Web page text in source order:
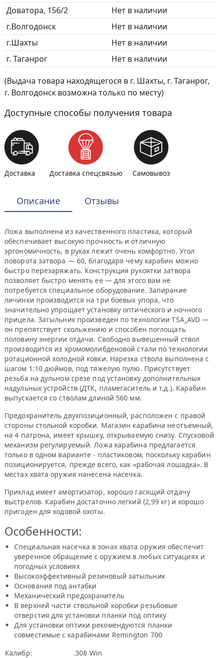
Доватора, 156/2
Нет в наличии
г.Волгодонск
Нет в наличии
г.Шахты
Нет в наличии
г. Таганрог
Нет в наличии
(Выдача товара находящегося в г. Шахты, г. Таганрог,
г. Волгодонск возможна только по месту)
Доступные способы получения товара
Доставка Доставка спецсвязью Самовывоз
Описание Отзывы
Ложа выполнена из качественного пластика, который
обеспечивает высокую прочность и отличную
эргономичность, в руках лежит очень комфортно. Угол
поворота затвора — 60, благодаря чему карабин можно
быстро перезаряжать. Конструкция рукоятки затвора
позволяет быстро менять ее — для этого вам не
потребуется специальное оборудование. Запирание
личинки производится на три боевых упора, что
значительно упрощает установку оптического и ночного
прицела. Затыльник произведен по технологии TSA_AVD —
он препятствует скольжению и способен поглощать
половину энергии отдачи. Свободно вывешенный ствол
производится из хромомолибденовой стали по технологии
ротационной холодной ковки. Нарезка ствола выполнена с
шагом 1:10 дюймов, под тяжелую пулю. Присутствует
резьба на дульном срезе под установку дополнительных
надульных устройств (ДТК, пламегаситель и т.д.). Карабин
выпускается со стволам длиной 560 мм.
Предохранитель двухпозиционный, расположен с правой
стороны стольной коробки. Магазин карабина неотъемный,
на 4 патрона, имеет крышку, открываемую снизу. Спусковой
механизм регулируемый. Ложа карабина предлагается
только в одном варианте - пластиковом, поскольку карабин
позиционируется, прежде всего, как «рабочая лошадка». В
местах хвата оружия нанесена насечка.
Приклад имеет амортизатор, хорошо гасящий отдачу
выстрелов. Карабин достаточно легкий (2,99 кг) и хорошо
пригоден для ходовой охоты.
Особенности:
Специальная насечка в зонах хвата оружия обеспечит
уверенное обращение с оружием в любых ситуациях и
погодных условиях
Высокоэффективный резиновый затыльник
Основания под антабки
Механический предохранитель
В верхней части ствольной коробки резьбовые
отверстия для установки планки под оптику
Для установки оптики рекомендуются планки
совместимые с карабинами Remington 700
Калибр:
.308 Win